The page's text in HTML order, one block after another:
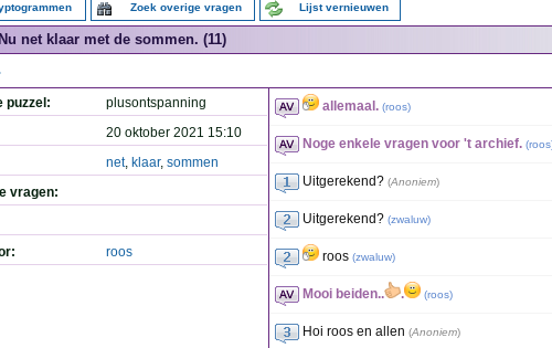
Zoek overige vragen Lijst vernieuwen
net klaar met de sommen. (11)
puzzel:
plusontspanning
20 oktober 2021 15:10
net, klaar, sommen
vragen:
roos
allemaal. (roos)
Noge enkele vragen voor 't archief. (roos
Uitgerekend? (Anoniem)
Uitgerekend? (zwaluw)
roos (zwaluw)
Mooi beiden.. . (roos)
Hoi roos en allen (Anoniem)